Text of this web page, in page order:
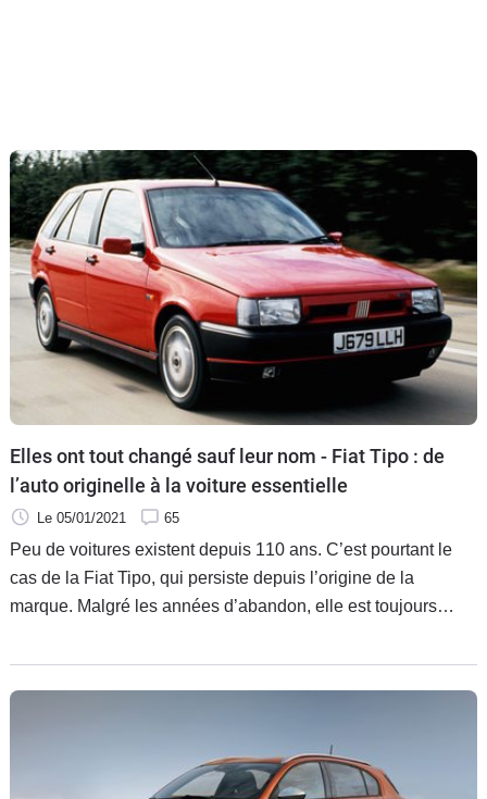
Elles ont tout changé sauf leur nom - Fiat Tipo : de
l’auto originelle à la voiture essentielle
Le 05/01/2021 65
Peu de voitures existent depuis 110 ans. C’est pourtant le
cas de la Fiat Tipo, qui persiste depuis l’origine de la
marque. Malgré les années d’abandon, elle est toujours
constructeur.